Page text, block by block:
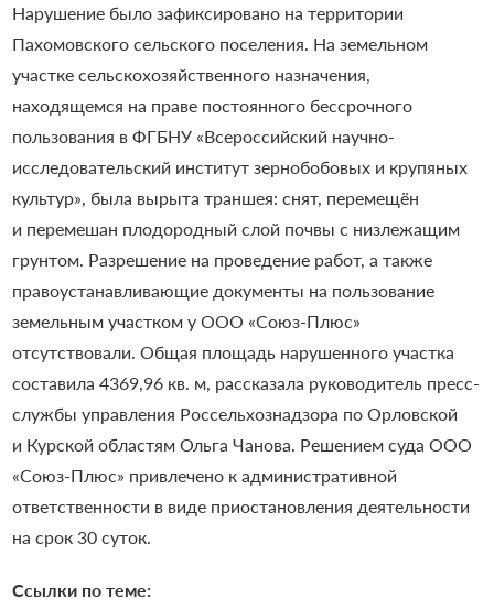
Нарушение было зафиксировано на территории
Пахомовского сельского поселения. На земельном
участке сельскохозяйственного назначения,
находящемся на праве постоянного бессрочного
пользования в ФГБНУ «Всероссийский научно-
исследовательский институт зернобобовых и крупяных
культур», была вырыта траншея: снят, перемещён
и перемешан плодородный слой почвы с низлежащим
грунтом. Разрешение на проведение работ, а также
правоустанавливающие документы на пользование
земельным участком у ООО «Союз-Плюс»
отсутствовали. Общая площадь нарушенного участка
составила 4369,96 кв. м, рассказала руководитель пресс-
службы управления Россельхознадзора по Орловской
и Курской областям Ольга Чанова. Решением суда ООО
«Союз-Плюс» привлечено к административной
ответственности в виде приостановления деятельности
на срок 30 суток.
Ссылки по теме: